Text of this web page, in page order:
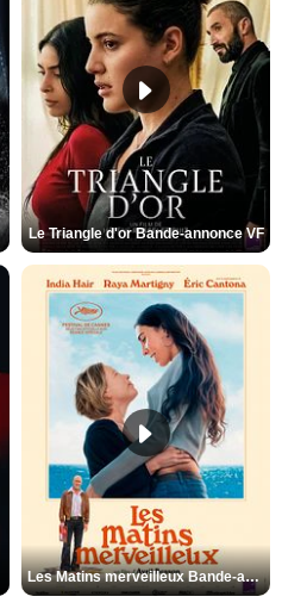
Le Triangle d'or Bande-annonce VF
Les Matins merveilleux Bande-annonce VF